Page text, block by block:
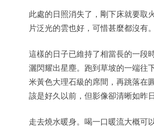
此處的日照消失了，剛下床就要取
片泛光的雲也好，可惜甚麼都沒有。
這樣的日子已維持了相當長的一段
灑閃耀出星塵。跑到草坡的一端往
米黃色大理石級的席間，再跳落在
該是好久以前，但影像卻清晰如昨日
走去燒水暖身。喝一口暖流大概可